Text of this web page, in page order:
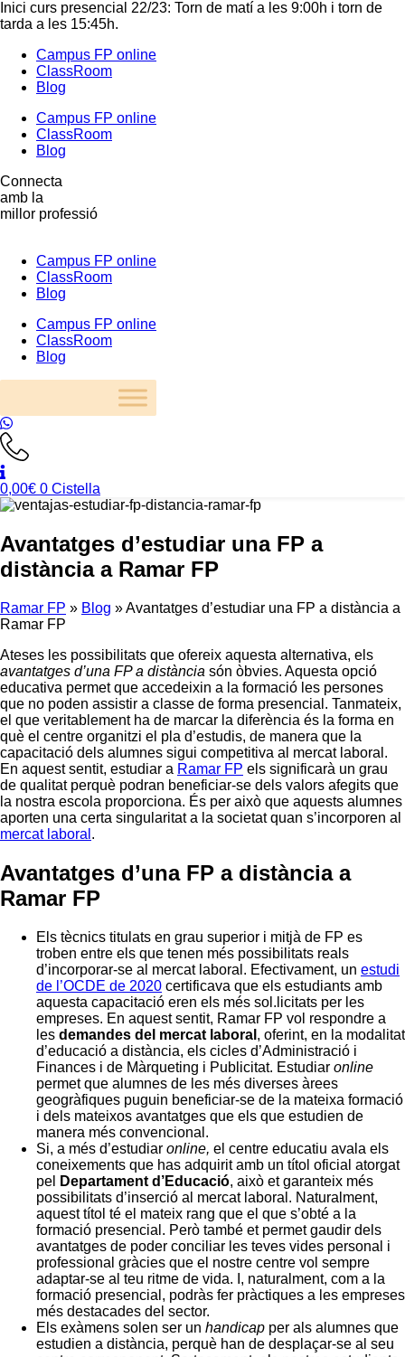
Inici curs presencial 22/23: Torn de matí a les 9:00h i torn de
tarda a les 15:45h.
Campus FP online
ClassRoom
Blog
Campus FP online
ClassRoom
Blog
Connecta
amb la
millor professió
Campus FP online
ClassRoom
Blog
Campus FP online
ClassRoom
Blog
0,00€ 0 Cistella
Avantatges d’estudiar una FP a
distància a Ramar FP
Ramar FP » Blog »Avantatges d’estudiar una FP a distància a
Ramar FP
Ateses les possibilitats que ofereix aquesta alternativa, els
avantatges d’una FP a distància són òbvies. Aquesta opció
educativa permet que accedeixin a la formació les persones
que no poden assistir a classe de forma presencial. Tanmateix,
el que veritablement ha de marcar la diferència és la forma en
què el centre organitzi el pla d’estudis, de manera que la
capacitació dels alumnes sigui competitiva al mercat laboral.
En aquest sentit, estudiar a Ramar FP els significarà un grau
de qualitat perquè podran beneficiar-se dels valors afegits que
la nostra escola proporciona. És per això que aquests alumnes
aporten una certa singularitat a la societat quan s’incorporen al
mercat laboral .
Avantatges d’una FP a distància a
Ramar FP
Els tècnics titulats en grau superior i mitjà de FP es
troben entre els que tenen més possibilitats reals
d’incorporar-se al mercat laboral. Efectivament, un estudi
de l’OCDE de 2020 certificava que els estudiants amb
aquesta capacitació eren els més sol.licitats per les
empreses. En aquest sentit, Ramar FP vol respondre a
les demandes del mercat laboral , oferint, en la modalitat
d’educació a distància, els cicles d’Administració i
Finances i de Màrqueting i Publicitat. Estudiar online
permet que alumnes de les més diverses àrees
geogràfiques puguin beneficiar-se de la mateixa formació
i dels mateixos avantatges que els que estudien de
manera més convencional.
Si, a més d’estudiar online, el centre educatiu avala els
coneixements que has adquirit amb un títol oficial atorgat
pel
Departament d’Educació, això et garanteix més
possibilitats d’inserció al mercat laboral. Naturalment,
aquest títol té el mateix rang que el que s’obté a la
formació presencial. Però també et permet gaudir dels
avantatges de poder conciliar les teves vides personal i
professional gràcies que el nostre centre vol sempre
adaptar-se al teu ritme de vida. I, naturalment, com a la
formació presencial, podràs fer pràctiques a les empreses
més destacades del sector.
Els exàmens solen ser un handicap per als alumnes que
estudien a distància, perquè han de desplaçar-se al seu